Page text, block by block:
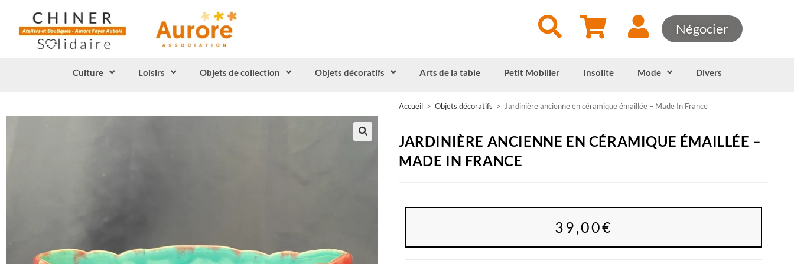
Négocier
Culture Loisirs Objets de collection Objets décoratifs Arts de la table Petit Mobilier Insolite Mode Divers
Accueil > Objets décoratifs > Jardinière ancienne en céramique émaillée – Made In France
JARDINIÈRE ANCIENNE EN CÉRAMIQUE ÉMAILLÉE –
MADE IN FRANCE
39,00€